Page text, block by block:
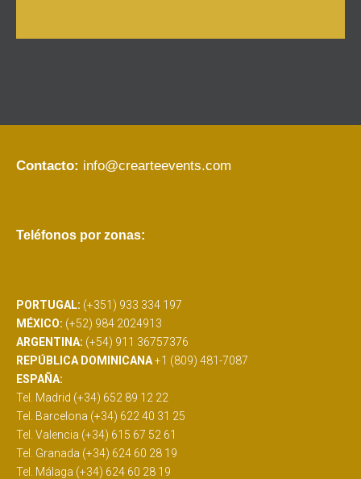
Contacto: info@crearteevents.com
Teléfonos por zonas:
PORTUGAL: (+351) 933 334 197
MÉXICO: (+52) 984 2024913
ARGENTINA: (+54) 911 36757376
REPÚBLICA DOMINICANA+1 (809) 481-7087
ESPAÑA:
Tel. Madrid (+34) 652 89 12 22
Tel. Barcelona (+34) 622 40 31 25
Tel. Valencia (+34) 615 67 52 61
Tel. Granada (+34) 624 60 28 19
Tel. Málaga (+34) 624 60 28 19